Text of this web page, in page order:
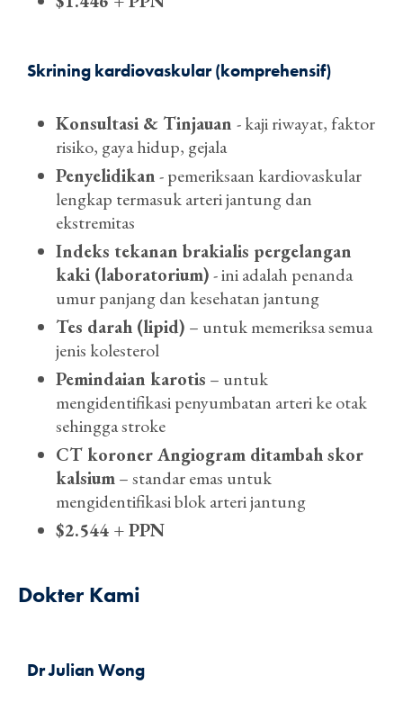
Skrining kardiovaskular (komprehensif)
Konsultasi & Tinjauan - kaji riwayat, faktor
risiko, gaya hidup, gejala
Penyelidikan- pemeriksaan kardiovaskular
lengkap termasuk arteri jantung dan
ekstremitas
Indeks tekanan brakialis pergelangan
kaki (laboratorium)- ini adalah penanda
umur panjang dan kesehatan jantung
Tes darah (lipid) – untuk memeriksa semua
jenis kolesterol
Pemindaian karotis – untuk
mengidentifikasi penyumbatan arteri ke otak
sehingga stroke
CT koroner Angiogram ditambah skor
kalsium– standar emas untuk
mengidentifikasi blok arteri jantung
$2.544 + PPN
Dokter Kami
Dr Julian Wong